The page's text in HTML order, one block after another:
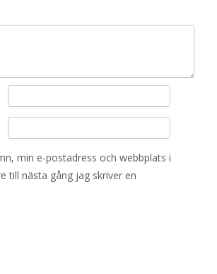
min e-postadress och webbplats i
till nästa gång jag skriver en